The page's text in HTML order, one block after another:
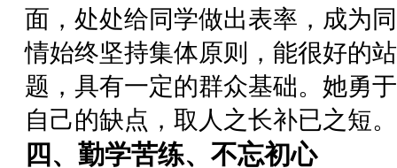
面，处处给同学做出表率，成为
情始终坚持集体原则，能很好的
题，具有一定的群众基础。她勇
自己的缺点，取人之长补已之短。
四、勤学苦练、不忘初心